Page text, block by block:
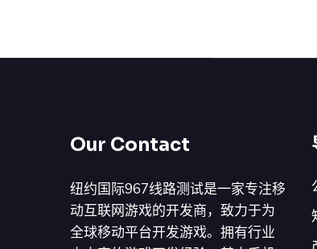
Our Contact
纽约国际967线路测试是一家专注移
动互联网游戏的开发商，致力于为
全球移动平台开发游戏。拥有行业